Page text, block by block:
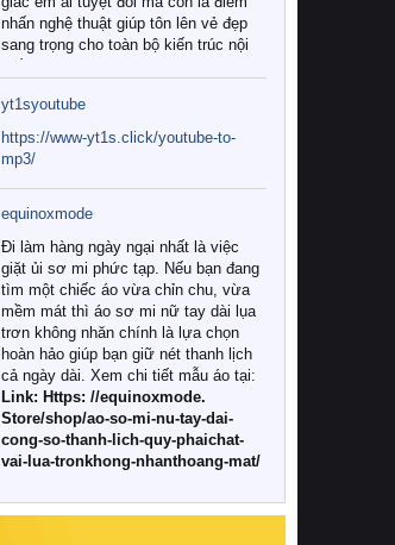
nhấn nghệ thuật giúp tôn lên vẻ đẹp
sang trọng cho toàn bộ kiến trúc nội
Tuy nhiên, giữa thị trường đa dạng
với vô vàn thương hiệu và mẫu mã
như hiện nay, làm thế nào để chọn
được những bộ chăn ga gối đệm cao
cấp thực sự chất lượng, phù hợp với
khí hậu và nhu cầu sử dụng của gia
đình? Hãy cùng chúng tôi đi tìm lời
giải đáp chi tiết qua bài viết dưới đây.
1. Tại sao các gia đình hiện đại lại ưa
chuộng chăn ga gối đệm cao cấp?
Khác với các dòng sản phẩm thông
thường, những bộ chăn ga gối đệm
cao cấp trải qua quy trình sản xuất
nghiêm ngặt từ khâu chọn lọc nguyên
liệu tự nhiên đến công nghệ dệt
nhuộm hiện đại không chứa hóa chất
này, bạn sẽ cảm nhận rõ rệt sự khác
yt1syoutube
https://www-yt1s.click/youtube-to-
mp3/
equinoxmode
Đi làm hàng ngày ngại nhất là việc
giặt ủi sơ mi phức tạp. Nếu bạn đang
tìm một chiếc áo vừa chỉn chu, vừa
mềm mát thì áo sơ mi nữ tay dài lụa
trơn không nhăn chính là lựa chọn
hoàn hảo giúp bạn giữ nét thanh lịch
cả ngày dài. Xem chi tiết mẫu áo tại:
Link: Https: //equinoxmode.
Store/shop/ao-so-mi-nu-tay-dai-
cong-so-thanh-lich-quy-phaichat-
vai-lua-tronkhong-nhanthoang-mat/